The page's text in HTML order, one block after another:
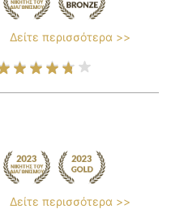
Δείτε περισσότερα >>
Δείτε περισσότερα >>